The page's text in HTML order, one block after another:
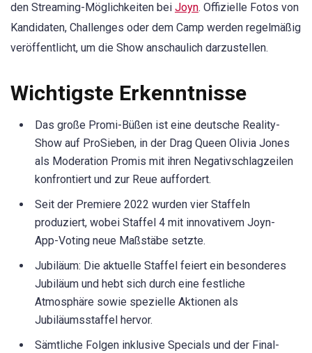
den Streaming-Möglichkeiten bei Joyn. Offizielle Fotos von
Kandidaten, Challenges oder dem Camp werden regelmäßig
veröffentlicht, um die Show anschaulich darzustellen.
Wichtigste Erkenntnisse
Das große Promi-Büßen ist eine deutsche Reality-
Show auf ProSieben, in der Drag Queen Olivia Jones
als Moderation Promis mit ihren Negativschlagzeilen
konfrontiert und zur Reue auffordert.
Seit der Premiere 2022 wurden vier Staffeln
produziert, wobei Staffel 4 mit innovativem Joyn-
App-Voting neue Maßstäbe setzte.
Jubiläum: Die aktuelle Staffel feiert ein besonderes
Jubiläum und hebt sich durch eine festliche
Atmosphäre sowie spezielle Aktionen als
Jubiläumsstaffel hervor.
Sämtliche Folgen inklusive Specials und der Final-